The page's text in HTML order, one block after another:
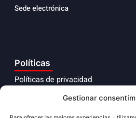
Gestionar
Sede electrónica
Políticas
Políticas de privacidad